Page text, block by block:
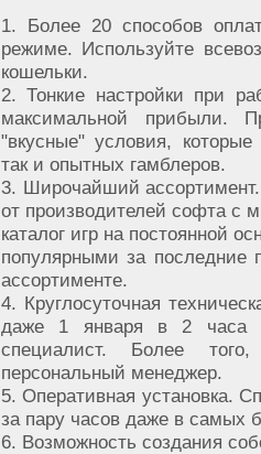
1. Более 20 способов
режиме. Используйте
кошельки.
2. Тонкие настройки при
максимальной прибыли.
"вкусные" условия, которые
так и опытных гамблеров.
3. Широчайший
от производителей софта с
каталог игр на постоянной
популярными за последние
ассортименте.
4. Круглосуточная
даже 1 января в 2 часа
специалист. Более
персональный менеджер.
5. Оперативная установка.
за пару часов даже в самых
6. Возможность создания